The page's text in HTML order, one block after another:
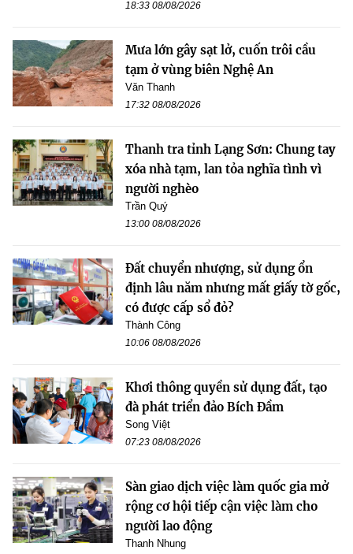
18:33 08/08/2026
Mưa lớn gây sạt lở, cuốn trôi cầu
tạm ở vùng biên Nghệ An
Văn Thanh
17:32 08/08/2026
Thanh tra tỉnh Lạng Sơn: Chung tay
xóa nhà tạm, lan tỏa nghĩa tình vì
người nghèo
Trần Quý
13:00 08/08/2026
Đất chuyển nhượng, sử dụng ổn
định lâu năm nhưng mất giấy tờ gốc,
có được cấp sổ đỏ?
Thành Công
10:06 08/08/2026
Khơi thông quyền sử dụng đất, tạo
đà phát triển đảo Bích Đầm
Song Việt
07:23 08/08/2026
Sàn giao dịch việc làm quốc gia mở
rộng cơ hội tiếp cận việc làm cho
người lao động
Thanh Nhung